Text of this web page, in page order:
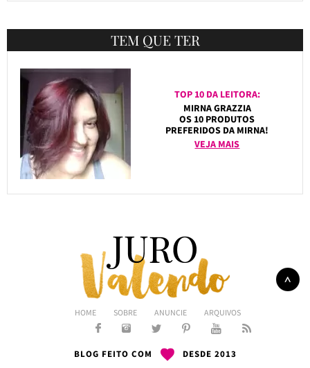
TEM QUE TER
TOP 10 DA LEITORA:
MIRNA GRAZZIA
OS 10 PRODUTOS
PREFERIDOS DA MIRNA!
VEJA MAIS
HOME SOBRE ANUNCIE ARQUIVOS
BLOG FEITO COM DESDE 2013